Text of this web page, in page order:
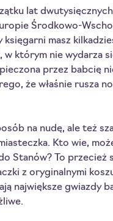
lat
Środkowo-
księgarni masz
w którym nie wydarza
przez babcię
że właśnie rusza
na nudę, ale też
Kto wie,
Stanów? To przecież
z oryginalnymi
największe gwiazdy